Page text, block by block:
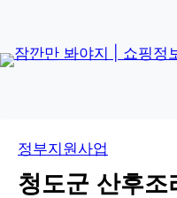
츠
content
정부지원사업
청도군 산후조